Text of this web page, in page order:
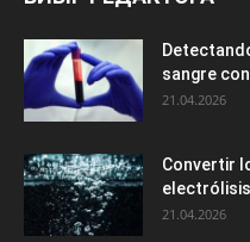
sangre
21.04.2026
Convertir
21.04.2026